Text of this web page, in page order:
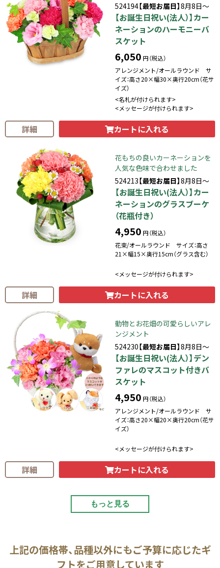
524194【最短お届日】8月8日～
【お誕生日祝い(法人）】カー
ネーションのハーモニーバ
スケット
6,050 円（税込）
アレンジメント/オールラウンド サ
イズ：高さ20×幅30×奥行20cm（花サ
イズ）
<名札が付けられます>
<メッセージが付けられます>
詳細 カートに入れる
花もちの良いカーネーションを
人気な色味で合わせました
524213【最短お届日】8月8日～
【お誕生日祝い(法人）】カー
ネーションのグラスブーケ
（花瓶付き）
4,950 円（税込）
花束/オールラウンド サイズ：高さ
21×幅15×奥行15cm（グラス含む）
<メッセージが付けられます>
詳細 カートに入れる
動物とお花畑の可愛らしいアレ
ンジメント
524230【最短お届日】8月8日～
【お誕生日祝い(法人）】デン
ファレのマスコット付きバ
スケット
4,950 円（税込）
アレンジメント/オールラウンド サ
イズ：高さ20×幅20×奥行20cm（花サ
イズ）
<メッセージが付けられます>
詳細 カートに入れる
もっと見る
上記の価格帯、品種以外にもご予算に応じたギ
フトをご用意しています